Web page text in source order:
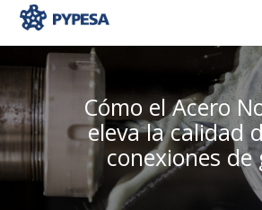
Cómo el Acero
eleva la calidad
conexiones de